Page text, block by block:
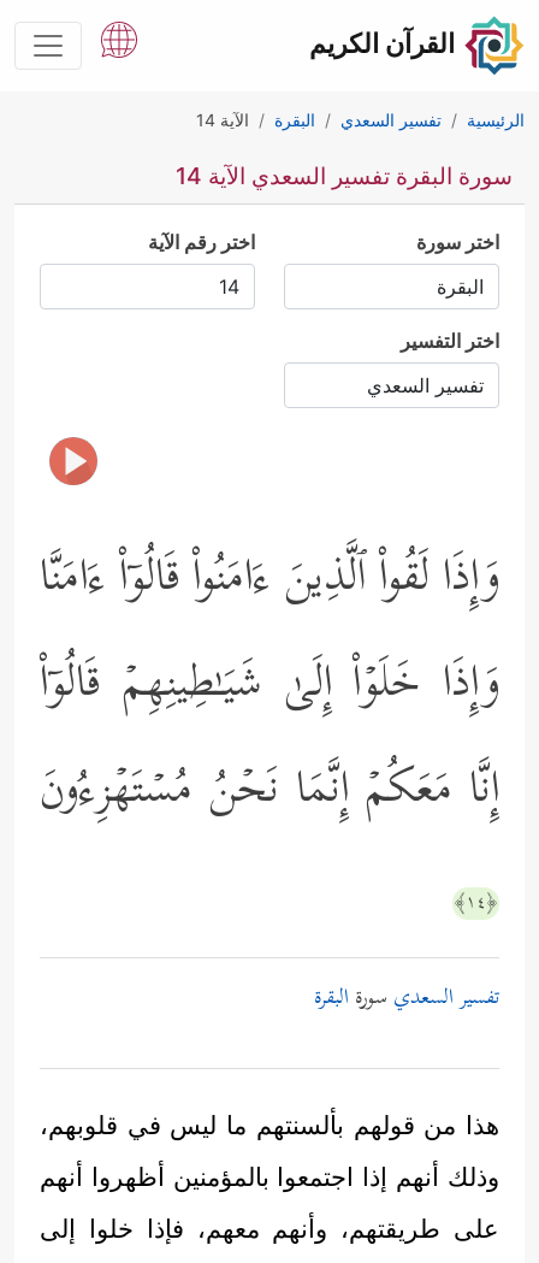
القرآن الكريم
الرئيسية تفسير السعدي البقرة الآية 14
سورة البقرة تفسير السعدي الآية 14
اختر سورة اختر رقم الآية
اختر التفسير
وَإِذَا لَقُواْ ٱلَّذِینَ ءَامَنُواْ قَالُوۤاْ ءَامَنَّا
وَإِذَا خَلَوۡاْ إِلَىٰ شَیَـٰطِینِهِمۡ قَالُوۤاْ
إِنَّا مَعَكُمۡ إِنَّمَا نَحۡنُ مُسۡتَهۡزِءُونَ
﴿١٤﴾
تفسير السعدي سورة البقرة
هذا من قولهم بألسنتهم ما ليس في قلوبهم،
وذلك أنهم إذا اجتمعوا بالمؤمنين أظهروا أنهم
على طريقتهم، وأنهم معهم، فإذا خلوا إلى